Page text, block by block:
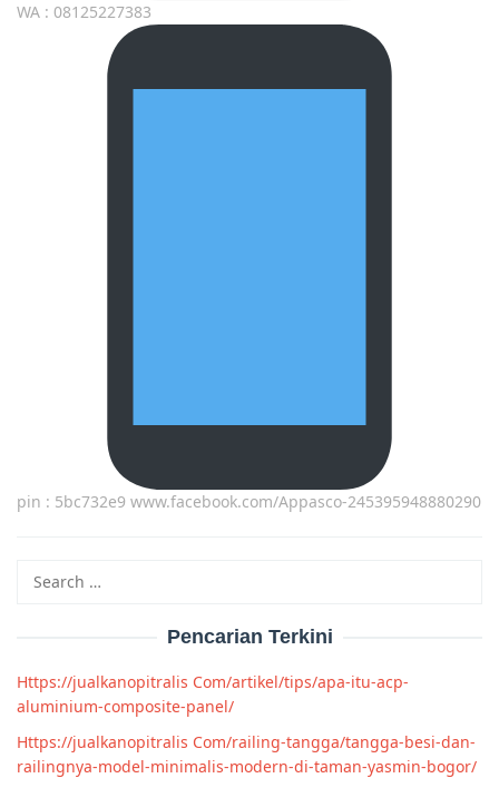
WA : 08125227383
pin : 5bc732e9 www.facebook.com/Appasco-245395948880290
for:
Pencarian Terkini
Https://jualkanopitralis Com/artikel/tips/apa-itu-acp-
aluminium-composite-panel/
Https://jualkanopitralis Com/railing-tangga/tangga-besi-dan-
railingnya-model-minimalis-modern-di-taman-yasmin-bogor/